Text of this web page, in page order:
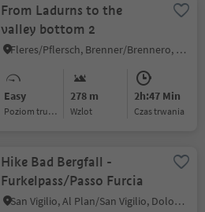
From Ladurns to the
valley bottom 2
Fleres/Pflersch, Brenner/Brennero, Sterzing/Vipiteno and environs
Easy
Poziom trudności
278 m
Wzlot
2h:47 Min
czas trwania
Hike Bad Bergfall -
Furkelpass/Passo Furcia
San Vigilio, Al Plan/San Vigilio, Dolomites Region Kronplatz/Plan de Corones